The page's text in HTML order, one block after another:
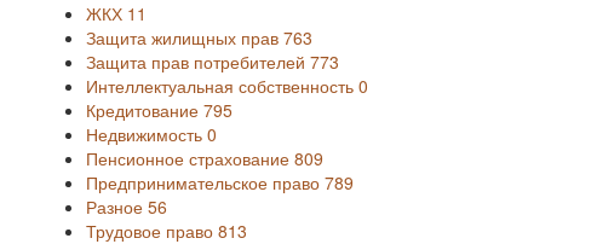
ЖКХ 11
Защита жилищных прав 763
Защита прав потребителей 773
Интеллектуальная собственность 0
Кредитование 795
Недвижимость 0
Пенсионное страхование 809
Предпринимательское право 789
Разное 56
Трудовое право 813